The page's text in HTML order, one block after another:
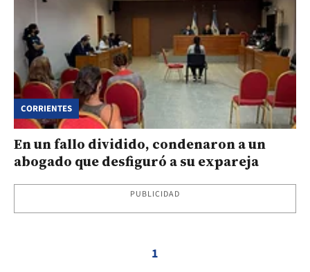
CORRIENTES
En un fallo dividido, condenaron a un
abogado que desfiguró a su expareja
PUBLICIDAD
1